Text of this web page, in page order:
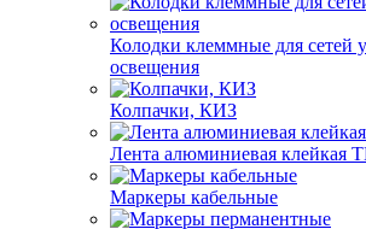
Колодки клеммные для сетей
освещения
Колпачки, КИЗ
Лента алюминиевая клейкая
Маркеры кабельные